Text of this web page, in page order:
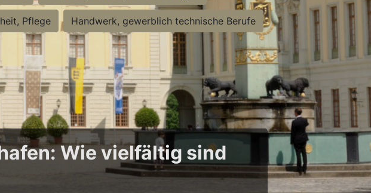
Pflege Handwerk, gewerblich technische Berufe
Wie vielfältig sind